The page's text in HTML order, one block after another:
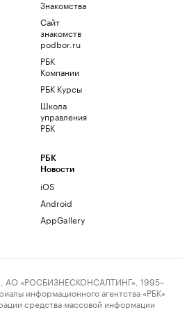
Знакомства
Сайт
знакомств
podbor.ru
РБК
Компании
РБК Курсы
Школа
управления
РБК
РБК
Новости
iOS
Android
AppGallery
«РОСБИЗНЕСКОНСАЛТИНГ», 1995–
информационного агентства «РБК»
средства массовой информации